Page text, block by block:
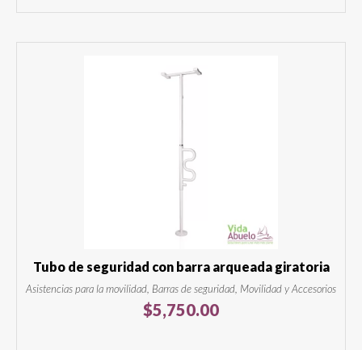
Tubo de seguridad con barra arqueada giratoria
Asistencias para la movilidad, Barras de seguridad, Movilidad y Accesorios
$5,750.00